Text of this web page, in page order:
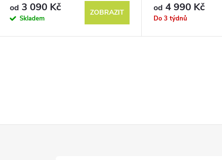
od 3 090 Kč
Skladem
ZOBRAZIT
od 4 990 Kč
Do 3 týdnů